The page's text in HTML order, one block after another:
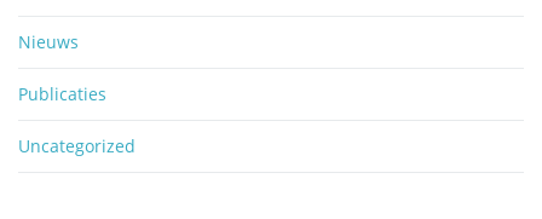
Nieuws
Publicaties
Uncategorized